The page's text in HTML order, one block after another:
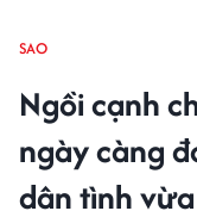
SAO
Ngồi cạnh
ngày càng
dân tình